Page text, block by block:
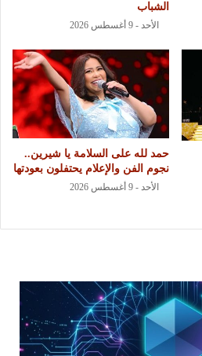
الشباب
الأحد - 9 أغسطس 2026
حمد لله على السلامة يا شيرين..
نجوم الفن والإعلام يحتفلون بعودتها
الأحد - 9 أغسطس 2026